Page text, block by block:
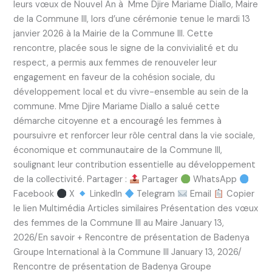
leurs vœux de Nouvel An à Mme Djire Mariame Diallo, Maire
de la Commune III, lors d’une cérémonie tenue le mardi 13
janvier 2026 à la Mairie de la Commune III. Cette
rencontre, placée sous le signe de la convivialité et du
respect, a permis aux femmes de renouveler leur
engagement en faveur de la cohésion sociale, du
développement local et du vivre-ensemble au sein de la
commune. Mme Djire Mariame Diallo a salué cette
démarche citoyenne et a encouragé les femmes à
poursuivre et renforcer leur rôle central dans la vie sociale,
économique et communautaire de la Commune III,
soulignant leur contribution essentielle au développement
de la collectivité. Partager :
Partager
WhatsApp
Facebook
X LinkedIn Telegram Email
Copier
le lien Multimédia Articles similaires Présentation des vœux
des femmes de la Commune III au Maire January 13,
2026/En savoir + Rencontre de présentation de Badenya
Groupe International à la Commune III January 13, 2026/
Rencontre de présentation de Badenya Groupe